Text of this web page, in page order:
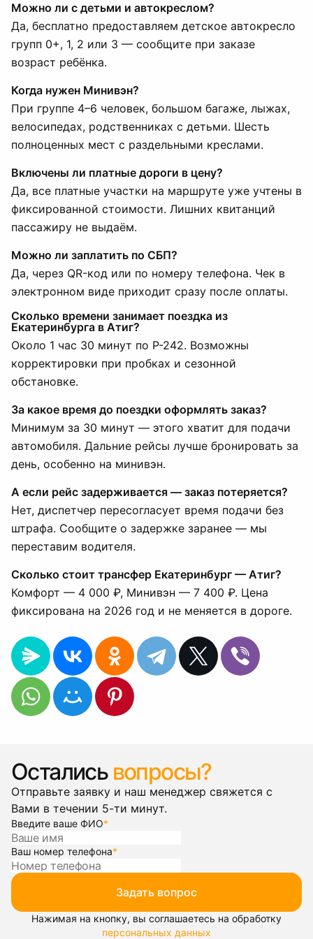
Можно ли с детьми и автокреслом?
Да, бесплатно предоставляем детское автокресло
групп 0+, 1, 2 или 3 — сообщите при заказе
возраст ребёнка.
Когда нужен Минивэн?
При группе 4–6 человек, большом багаже, лыжах,
велосипедах, родственниках с детьми. Шесть
полноценных мест с раздельными креслами.
Включены ли платные дороги в цену?
Да, все платные участки на маршруте уже учтены в
фиксированной стоимости. Лишних квитанций
пассажиру не выдаём.
Можно ли заплатить по СБП?
Да, через QR-код или по номеру телефона. Чек в
электронном виде приходит сразу после оплаты.
Сколько времени занимает поездка из
Екатеринбурга в Атиг?
Около 1 час 30 минут по Р-242. Возможны
корректировки при пробках и сезонной
обстановке.
За какое время до поездки оформлять заказ?
Минимум за 30 минут — этого хватит для подачи
автомобиля. Дальние рейсы лучше бронировать за
день, особенно на минивэн.
А если рейс задерживается — заказ потеряется?
Нет, диспетчер пересогласует время подачи без
штрафа. Сообщите о задержке заранее — мы
переставим водителя.
Сколько стоит трансфер Екатеринбург — Атиг?
Комфорт — 4 000 ₽, Минивэн — 7 400 ₽. Цена
фиксирована на 2026 год и не меняется в дороге.
Остались вопросы?
Отправьте заявку и наш менеджер свяжется с
Вами в течении 5-ти минут.
Введите ваше ФИО*
Ваш номер телефона*
Задать вопрос
Нажимая на кнопку, вы соглашаетесь на обработку
персональных данных